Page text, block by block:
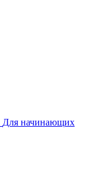
Для начинающих